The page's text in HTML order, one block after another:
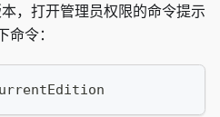
，打开管理员权限的命令提示
令：